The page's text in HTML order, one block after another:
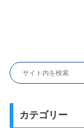
カテゴリー